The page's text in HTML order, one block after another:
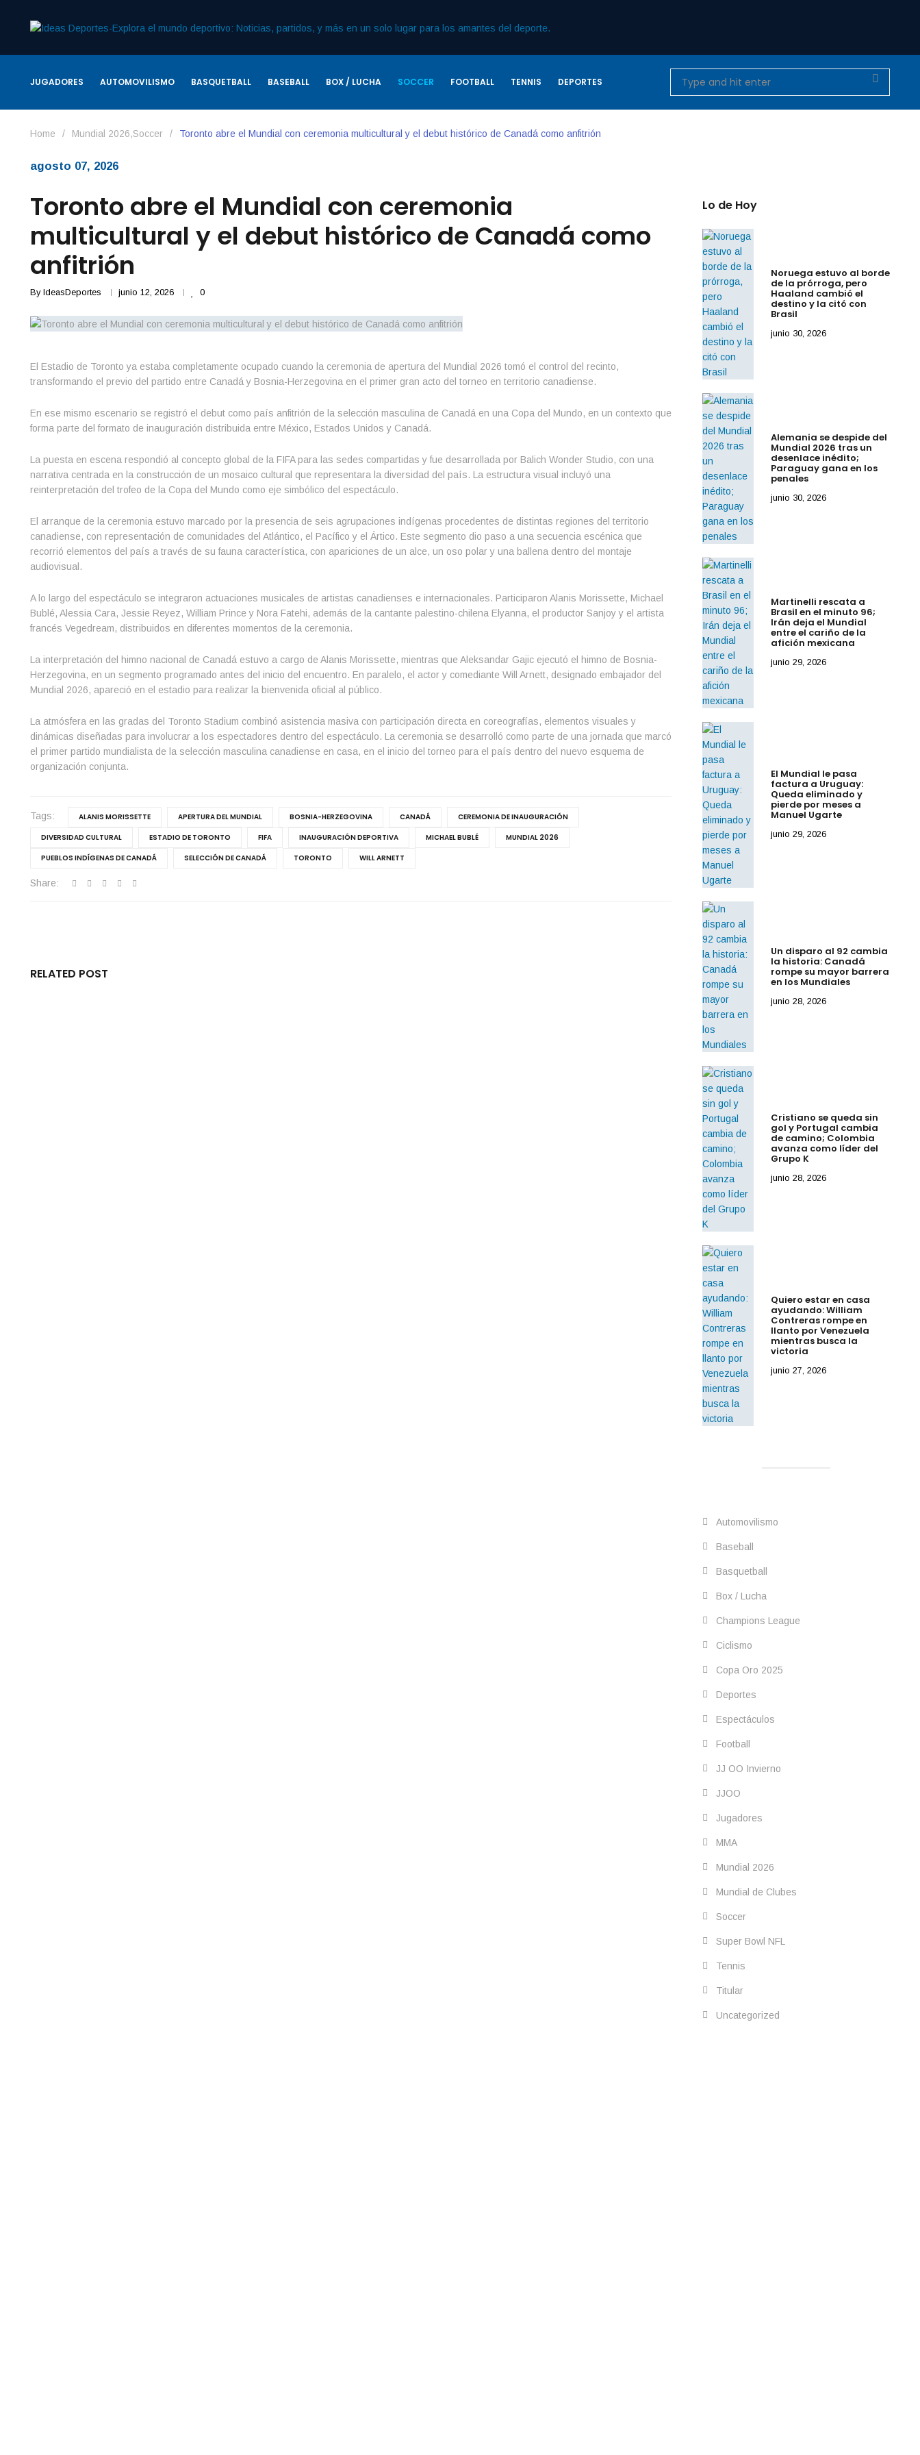
JUGADORES AUTOMOVILISMO BASQUETBALL BASEBALL BOX / LUCHA SOCCER FOOTBALL TENNIS DEPORTES
Home / Mundial 2026,Soccer / Toronto abre el Mundial con ceremonia multicultural y el debut histórico de Canadá como anfitrión
agosto 07, 2026
Toronto abre el Mundial con ceremonia
multicultural y el debut histórico de Canadá como
anfitrión
By IdeasDeportes junio 12, 2026 0
El Estadio de Toronto ya estaba completamente ocupado cuando la ceremonia de apertura del Mundial 2026 tomó el control del recinto,
transformando el previo del partido entre Canadá y Bosnia-Herzegovina en el primer gran acto del torneo en territorio canadiense.
En ese mismo escenario se registró el debut como país anfitrión de la selección masculina de Canadá en una Copa del Mundo, en un contexto que
forma parte del formato de inauguración distribuida entre México, Estados Unidos y Canadá.
La puesta en escena respondió al concepto global de la FIFA para las sedes compartidas y fue desarrollada por Balich Wonder Studio, con una
narrativa centrada en la construcción de un mosaico cultural que representara la diversidad del país. La estructura visual incluyó una
reinterpretación del trofeo de la Copa del Mundo como eje simbólico del espectáculo.
El arranque de la ceremonia estuvo marcado por la presencia de seis agrupaciones indígenas procedentes de distintas regiones del territorio
canadiense, con representación de comunidades del Atlántico, el Pacífico y el Ártico. Este segmento dio paso a una secuencia escénica que
recorrió elementos del país a través de su fauna característica, con apariciones de un alce, un oso polar y una ballena dentro del montaje
audiovisual.
A lo largo del espectáculo se integraron actuaciones musicales de artistas canadienses e internacionales. Participaron Alanis Morissette, Michael
Bublé, Alessia Cara, Jessie Reyez, William Prince y Nora Fatehi, además de la cantante palestino-chilena Elyanna, el productor Sanjoy y el artista
francés Vegedream, distribuidos en diferentes momentos de la ceremonia.
La interpretación del himno nacional de Canadá estuvo a cargo de Alanis Morissette, mientras que Aleksandar Gajic ejecutó el himno de Bosnia-
Herzegovina, en un segmento programado antes del inicio del encuentro. En paralelo, el actor y comediante Will Arnett, designado embajador del
Mundial 2026, apareció en el estadio para realizar la bienvenida oficial al público.
La atmósfera en las gradas del Toronto Stadium combinó asistencia masiva con participación directa en coreografías, elementos visuales y
dinámicas diseñadas para involucrar a los espectadores dentro del espectáculo. La ceremonia se desarrolló como parte de una jornada que marcó
el primer partido mundialista de la selección masculina canadiense en casa, en el inicio del torneo para el país dentro del nuevo esquema de
organización conjunta.
Tags: ALANIS MORISSETTE APERTURA DEL MUNDIAL BOSNIA-HERZEGOVINA CANADÁ
CEREMONIA DE INAUGURACIÓN
DIVERSIDAD CULTURAL
ESTADIO DE TORONTO FIFA INAUGURACIÓN DEPORTIVA MICHAEL BUBLÉ
MUNDIAL 2026
PUEBLOS INDÍGENAS DE CANADÁ
SELECCIÓN DE CANADÁ TORONTO WILL ARNETT
Share:
RELATED POST
Lo de Hoy
Noruega estuvo al borde
de la prórroga, pero
Haaland cambió el
destino y la citó con
Brasil
junio 30, 2026
Alemania se despide del
Mundial 2026 tras un
desenlace inédito;
Paraguay gana en los
penales
junio 30, 2026
Martinelli rescata a
Brasil en el minuto 96;
Irán deja el Mundial
entre el cariño de la
afición mexicana
junio 29, 2026
El Mundial le pasa
factura a Uruguay:
Queda eliminado y
pierde por meses a
Manuel Ugarte
junio 29, 2026
Un disparo al 92 cambia
la historia: Canadá
rompe su mayor barrera
en los Mundiales
junio 28, 2026
Cristiano se queda sin
gol y Portugal cambia
de camino; Colombia
avanza como líder del
Grupo K
junio 28, 2026
Quiero estar en casa
ayudando: William
Contreras rompe en
llanto por Venezuela
mientras busca la
victoria
junio 27, 2026
Automovilismo
Baseball
Basquetball
Box / Lucha
Champions League
Ciclismo
Copa Oro 2025
Deportes
Espectáculos
Football
JJ OO Invierno
JJOO
Jugadores
MMA
Mundial 2026
Mundial de Clubes
Soccer
Super Bowl NFL
Tennis
Titular
Uncategorized